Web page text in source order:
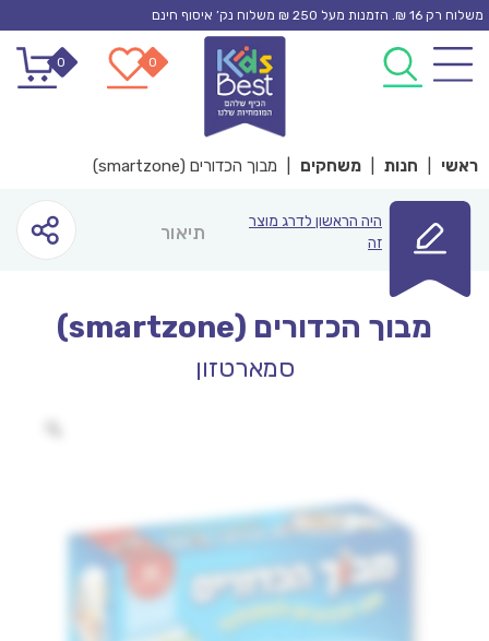
Skip
content
משלוח רק 16 ₪. הזמנות מעל 250 ₪ משלוח נק’ איסוף חינם
0
0
ראשי חנות משחקים מבוך הכדורים (smartzone)
היה הראשון לדרג מוצר
זה
תיאור
מבוך הכדורים (smartzone)
סמארטזון